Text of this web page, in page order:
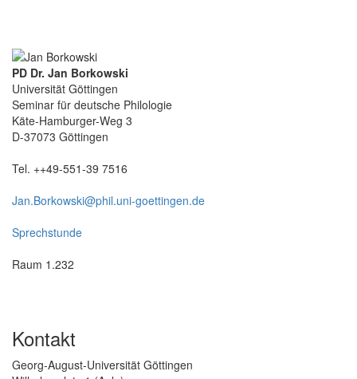
PD Dr. Jan Borkowski
Universität Göttingen
Seminar für deutsche Philologie
Käte-Hamburger-Weg 3
D-37073 Göttingen
Tel. ++49-551-39 7516
Jan.Borkowski@phil.uni-goettingen.de
Sprechstunde
Raum 1.232
Kontakt
Georg-August-Universität Göttingen